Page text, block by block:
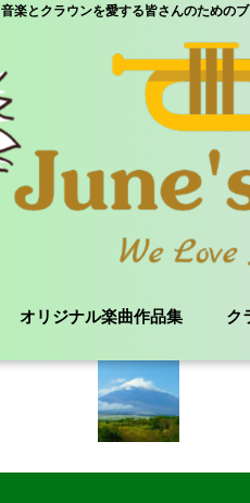
音楽とクラウンを愛する皆さんのための
オリジナル楽曲作品集 ク